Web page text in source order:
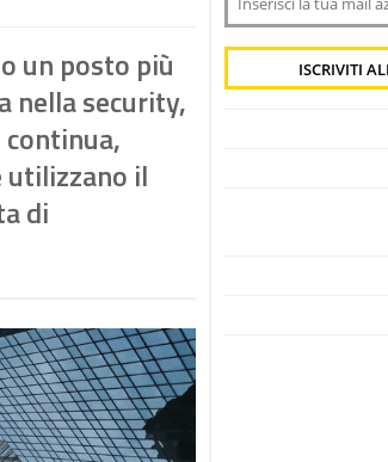
un posto più
nella security,
continua,
utilizzano il
di